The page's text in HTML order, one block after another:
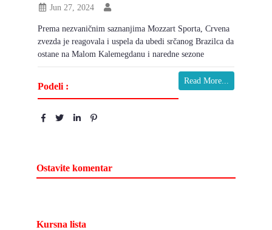
Jun 27, 2024
Prema nezvaničnim saznanjima Mozzart Sporta, Crvena
zvezda je reagovala i uspela da ubedi srčanog Brazilca da
ostane na Malom Kalemegdanu i naredne sezone
Read More...
Podeli :
Ostavite komentar
Kursna lista